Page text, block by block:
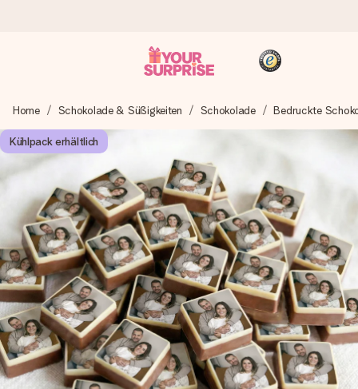
Wir bereiten dein Geschenk sorgfältig vor und schicken es
blitzschnell – damit du es genau zum richtigen Zeitpunkt
überreichen kannst, wenn es am meisten zählt.
4,8 (basierend auf +15.000 Bewertungen)
Unsere Geschenke begeistern. Kunden bewerten uns mit
4,8 bei Google Reviews (Gesamtergebnis aller Länder, in
die wir versenden).
+49 39292 929695
Montag - Freitag : 8:30 - 17:00 Uhr
Samstag - Sonntag : 8:30 - 13:00 Uhr
Home Schokolade & Süßigkeiten Schokolade Bedruckte
Kühlpack erhältlich